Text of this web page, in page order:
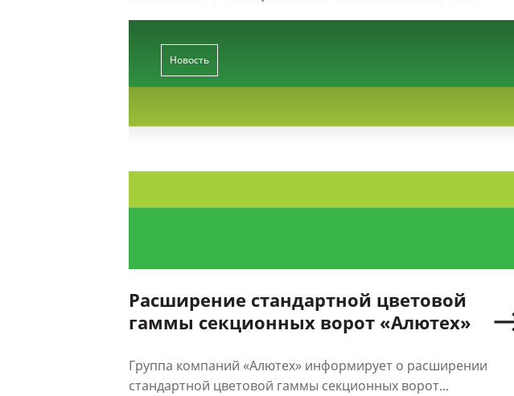
Новость
Расширение стандартной цветовой
гаммы секционных ворот «Алютех»
Группа компаний «Алютех» информирует о расширении
стандартной цветовой гаммы секционных ворот...